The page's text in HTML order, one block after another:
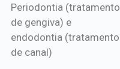
Periodontia (tratamento
de gengiva) e
endodontia (tratamento
de canal)